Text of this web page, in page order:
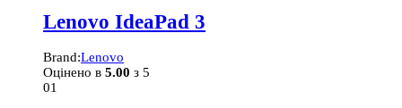
Lenovo IdeaPad 3
Brand:Lenovo
Оцінено в 5.00 з 5
01